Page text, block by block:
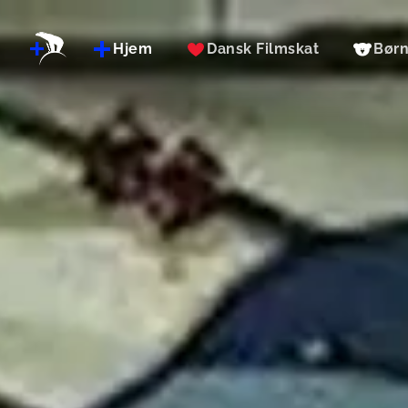
Hjem Dansk Filmskat Børn